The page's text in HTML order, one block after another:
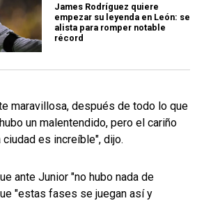
James Rodríguez quiere
empezar su leyenda en León: se
alista para romper notable
récord
maravillosa, después de todo lo que
un malentendido, pero el cariño
es increíble", dijo.
ante Junior "no hubo nada de
"estas fases se juegan así y